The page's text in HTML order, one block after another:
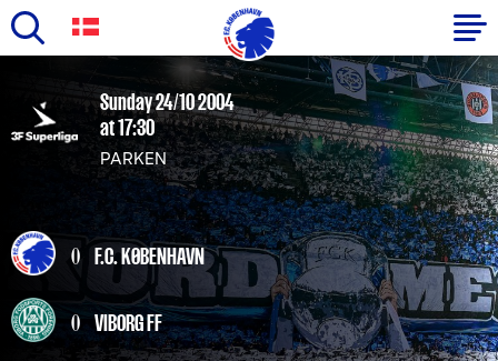
main
content
Primary
navigation
Sunday 24/10 2004
at 17:30
PARKEN
0 F.C. KØBENHAVN
0 VIBORG FF